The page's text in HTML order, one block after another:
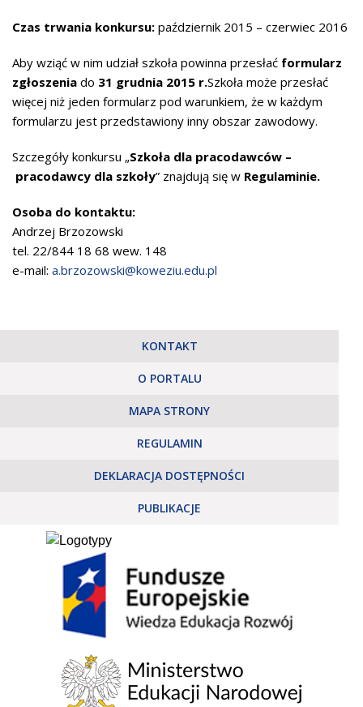
Czas trwania konkursu: październik 2015 – czerwiec 2016
Aby wziąć w nim udział szkoła powinna przesłać formularz
zgłoszenia do 31 grudnia 2015 r.Szkoła może przesłać
więcej niż jeden formularz pod warunkiem, że w każdym
formularzu jest przedstawiony inny obszar zawodowy.
Szczegóły konkursu „Szkoła dla pracodawców –
pracodawcy dla szkoły” znajdują się w Regulaminie.
Osoba do kontaktu:
Andrzej Brzozowski
tel. 22/844 18 68 wew. 148
e-mail: a.brzozowski@koweziu.edu.pl
KONTAKT
O PORTALU
MAPA STRONY
REGULAMIN
DEKLARACJA DOSTĘPNOŚCI
PUBLIKACJE